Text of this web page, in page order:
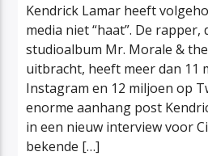
Kendrick Lamar heeft
media niet “haat”. De rapper,
studioalbum Mr. Morale &
uitbracht, heeft meer dan 11
Instagram en 12 miljoen op
enorme aanhang post
in een nieuw interview voor
bekende […]